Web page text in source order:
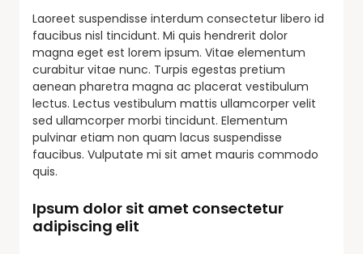
Laoreet suspendisse interdum consectetur libero id
faucibus nisl tincidunt. Mi quis hendrerit dolor
magna eget est lorem ipsum. Vitae elementum
curabitur vitae nunc. Turpis egestas pretium
aenean pharetra magna ac placerat vestibulum
lectus. Lectus vestibulum mattis ullamcorper velit
sed ullamcorper morbi tincidunt. Elementum
pulvinar etiam non quam lacus suspendisse
faucibus. Vulputate mi sit amet mauris commodo
quis.
Ipsum dolor sit amet consectetur
adipiscing elit